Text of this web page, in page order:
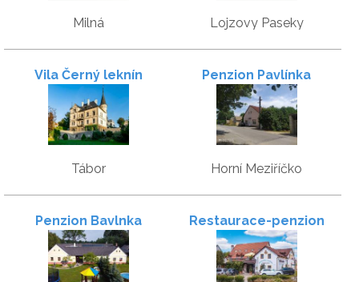
Milná Lojzovy Paseky
Vila Černý leknín
Tábor
Penzion Pavlínka
Horní Meziříčko
Penzion Bavlnka
Restaurace-penzion
Samorost